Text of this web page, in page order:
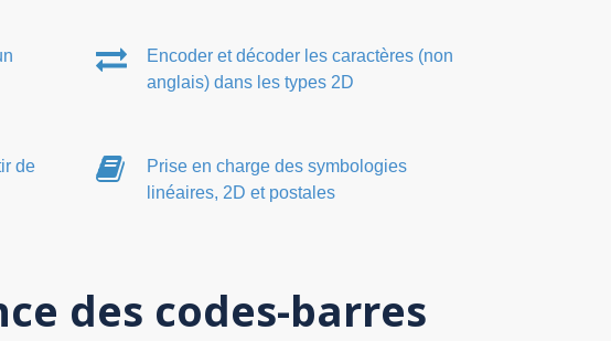
Encoder et décoder les caractères (non
anglais) dans les types 2D
de
Prise en charge des symbologies
linéaires, 2D et postales
des codes-barres